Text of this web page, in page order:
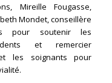
Mireille Fougasse,
Mondet, conseillère
pour soutenir les
et remercier
les soignants pour